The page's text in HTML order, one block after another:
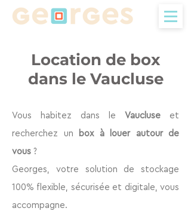
Location de box
dans le Vaucluse
Vous habitez dans le Vaucluse et
recherchez un
box à louer autour de
vous ?
Georges, votre solution de stockage
100% flexible, sécurisée et digitale, vous
accompagne.